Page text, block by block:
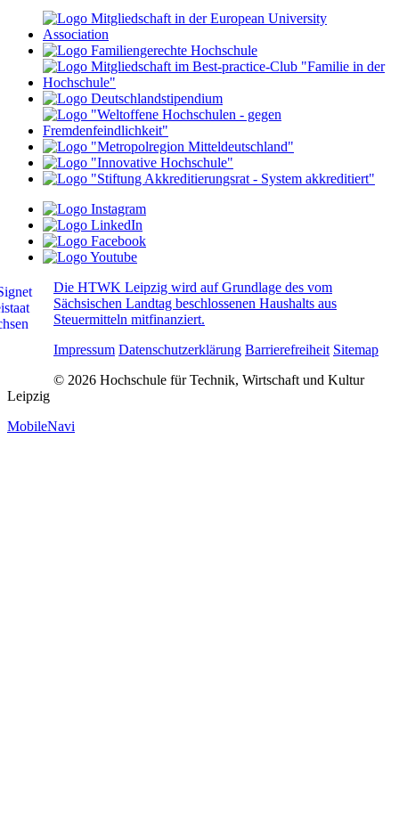
Die HTWK Leipzig wird auf Grundlage des vom
Sächsischen Landtag beschlossenen Haushalts aus
Steuermitteln mitfinanziert.
Impressum Datenschutzerklärung Barrierefreiheit Sitemap
© 2026 Hochschule für Technik, Wirtschaft und Kultur
Leipzig
MobileNavi